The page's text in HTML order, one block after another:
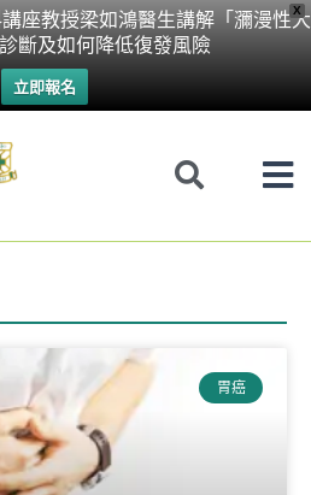
X
座教授梁如鴻醫生講解「瀰漫性大
斷及如何降低復發風險
立即報名
胃癌